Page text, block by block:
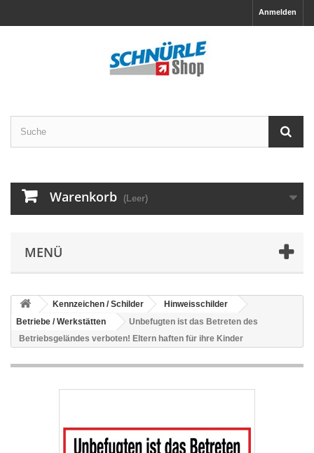
Anmelden
Warenkorb (Leer)
MENÜ
Kennzeichen / Schilder
Hinweisschilder
Betriebe / Werkstätten
Unbefugten ist das Betreten des
Betriebsgeländes verboten! Eltern haften für ihre Kinder